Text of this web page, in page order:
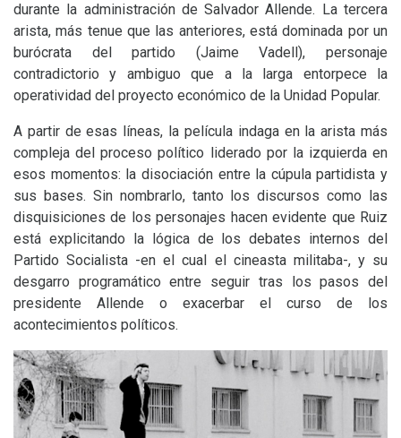
durante la administración de Salvador Allende. La tercera
arista, más tenue que las anteriores, está dominada por un
burócrata del partido (Jaime Vadell), personaje
contradictorio y ambiguo que a la larga entorpece la
operatividad del proyecto económico de la Unidad Popular.
A partir de esas líneas, la película indaga en la arista más
compleja del proceso político liderado por la izquierda en
esos momentos: la disociación entre la cúpula partidista y
sus bases. Sin nombrarlo, tanto los discursos como las
disquisiciones de los personajes hacen evidente que Ruiz
está explicitando la lógica de los debates internos del
Partido Socialista -en el cual el cineasta militaba-, y su
desgarro programático entre seguir tras los pasos del
presidente Allende o exacerbar el curso de los
acontecimientos políticos.